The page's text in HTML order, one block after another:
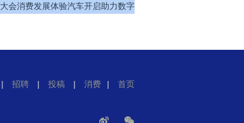
大会消费发展体验汽车开启助力数字
| 招聘 | 投稿 | 消费 | 首页